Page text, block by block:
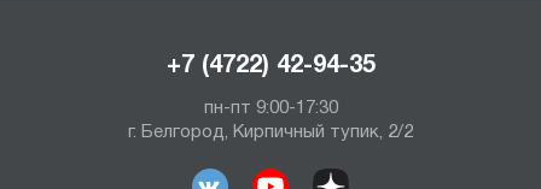
+7 (4722) 42-94-35
пн-пт 9:00-17:30
г. Белгород, Кирпичный тупик, 2/2